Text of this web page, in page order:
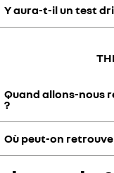
Plusieurs options sont
3E. Adresse inédite,
Y aura-t-il un test
que vous puissiez
Quand allons-nous
?
Les sneakers ont bien
effectuées via le
clients de R5 Turbo 3E).
Où peut-on